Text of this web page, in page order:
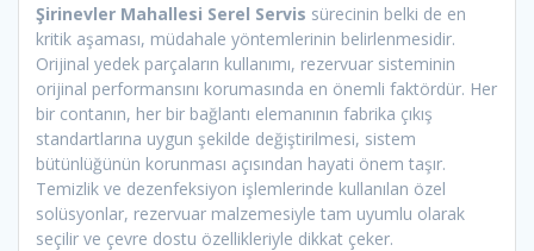
Şirinevler Mahallesi Serel Servis sürecinin belki de en
kritik aşaması, müdahale yöntemlerinin belirlenmesidir.
Orijinal yedek parçaların kullanımı, rezervuar sisteminin
orijinal performansını korumasında en önemli faktördür. Her
bir contanın, her bir bağlantı elemanının fabrika çıkış
standartlarına uygun şekilde değiştirilmesi, sistem
bütünlüğünün korunması açısından hayati önem taşır.
Temizlik ve dezenfeksiyon işlemlerinde kullanılan özel
solüsyonlar, rezervuar malzemesiyle tam uyumlu olarak
seçilir ve çevre dostu özellikleriyle dikkat çeker.